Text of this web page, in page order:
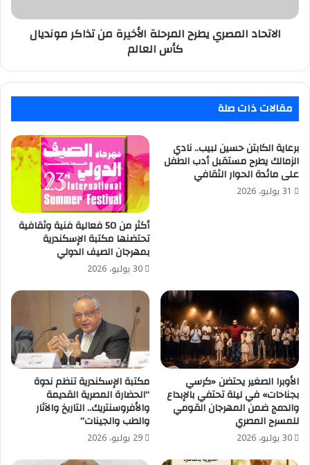
كأس
العالمالاتحاد المصري يطرح المرحلة الأخيرة من تذاكر مونديال
كأس العالم
مقالات ذات صلة
برعاية الكابتن حسين لبيب.. نادي
الزمالك يطرح مستقبل أدب الطفل
على مائدة الحوار الثقافي
31 يوليو، 2026
أكثر من 50 فعالية فنية وثقافية
تحتضنها مكتبة الإسكندرية
بمهرجان الصيف الدولي
30 يوليو، 2026
الأوبرا الصغير يحتضن «كرسي
بجناحات» في ليلة تحتفي بالإبداع
والدمج ضمن المهرجان القومي
للمسرح المصري
30 يوليو، 2026
مكتبة الإسكندرية تنظم ندوة
“الحضارة المصرية القديمة
والأفروسنتريك.. التاريخ والآثار
والطب والجينات”
29 يوليو، 2026